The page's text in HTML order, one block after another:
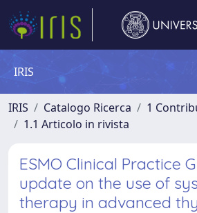
IRIS
IRIS Catalogo Ricerca
1
1.1 Articolo in rivista
ESMO Clinical Practice
update on the use of
therapy in advanced